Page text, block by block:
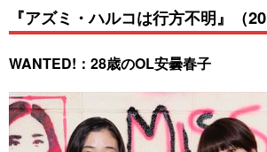
『アズミ・ハルコは行方不明』（
WANTED!：28歳のOL安曇春子